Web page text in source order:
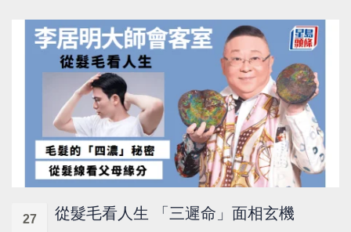
27 從髮毛看人生 「三遲命」面相玄機